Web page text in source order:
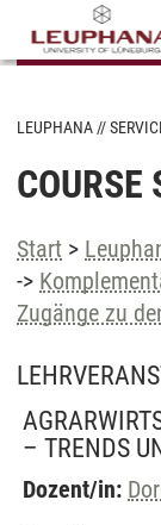
LEUPHANA
COURSE
Start >
->
Zugänge zu
– TRENDS
Dozent/in: